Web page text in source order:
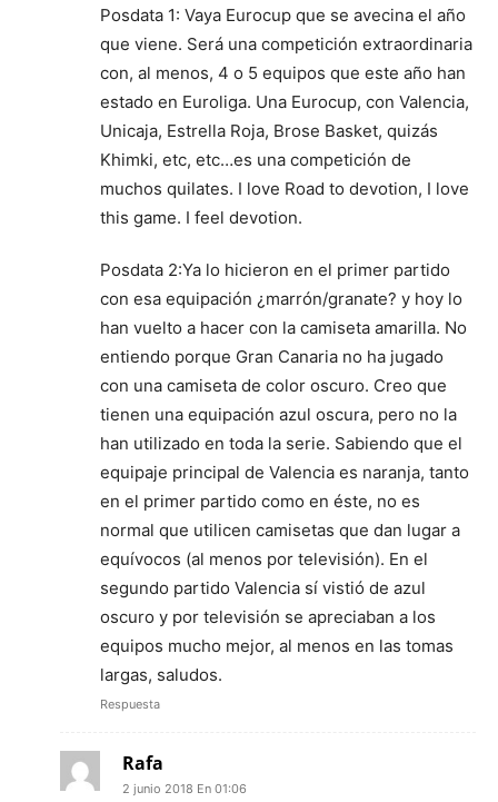
Posdata 1: Vaya Eurocup que se avecina el año
que viene. Será una competición extraordinaria
con, al menos, 4 o 5 equipos que este año han
estado en Euroliga. Una Eurocup, con Valencia,
Unicaja, Estrella Roja, Brose Basket, quizás
Khimki, etc, etc…es una competición de
muchos quilates. I love Road to devotion, I love
this game. I feel devotion.
Posdata 2:Ya lo hicieron en el primer partido
con esa equipación ¿marrón/granate? y hoy lo
han vuelto a hacer con la camiseta amarilla. No
entiendo porque Gran Canaria no ha jugado
con una camiseta de color oscuro. Creo que
tienen una equipación azul oscura, pero no la
han utilizado en toda la serie. Sabiendo que el
equipaje principal de Valencia es naranja, tanto
en el primer partido como en éste, no es
normal que utilicen camisetas que dan lugar a
equívocos (al menos por televisión). En el
segundo partido Valencia sí vistió de azul
oscuro y por televisión se apreciaban a los
equipos mucho mejor, al menos en las tomas
largas, saludos.
Respuesta
Rafa
2 junio 2018 En 01:06